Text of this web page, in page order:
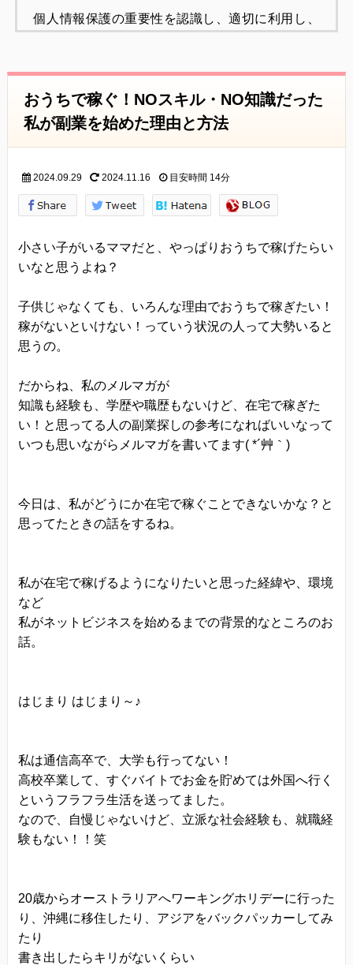
個人情報保護の重要性を認識し、適切に利用し、
個人情報の定義
電子メールアドレス、職業、勤務先等、特定の個
人を識別し得る情報をいいます。
当方は、以下の目的のため、その範囲内において
のみ、個人情報を収集・利用いたします。当方に
よる個人情報の収集・利用は、お客様の自発的な
提供によるものであり、お客様が個人情報を提供
された場合は、当方が本方針に則って個人情報を
・ご注文された当方の商品をお届けするうえで必
要な業務
・新商品の案内などお客様に有益かつ必要と思わ
せ、確認、および
サービス向上のための意見収集
個人情報の第三者提供
当方は、法令に基づく場合等正当な理由によらな
い限り、
事前に本人の同意を得ることなく、個人情報を第
個人情報の管理
十分な安全保護に努め、 また、個人情報を正確
に、また最新なものに保つよう、 お預かりした個
人情報の適切な管理を行います。
情報内容の照会、修正または削除
ご本人であることを確認させていただいたうえ
で、合理的な範囲ですみやかに 対応させていただ
きます。
おうちで稼ぐ！NOスキル・NO知識だった
私が副業を始めた理由と方法
2024.09.29 2024.11.16 目安時間 14分
小さい子がいるママだと、やっぱりおうちで稼げたらい
いなと思うよね？
子供じゃなくても、いろんな理由でおうちで稼ぎたい！
稼がないといけない！っていう状況の人って大勢いると
思うの。
だからね、私のメルマガが
知識も経験も、学歴や職歴もないけど、在宅で稼ぎた
い！と思ってる人の副業探しの参考になればいいなって
いつも思いながらメルマガを書いてます( *´艸｀)
今日は、私がどうにか在宅で稼ぐことできないかな？と
思ってたときの話をするね。
私が在宅で稼げるようになりたいと思った経緯や、環境
など
私がネットビジネスを始めるまでの背景的なところのお
話。
はじまり はじまり～♪
私は通信高卒で、大学も行ってない！
高校卒業して、すぐバイトでお金を貯めては外国へ行く
というフラフラ生活を送ってました。
なので、自慢じゃないけど、立派な社会経験も、就職経
験もない！！笑
20歳からオーストラリアへワーキングホリデーに行った
り、沖縄に移住したり、アジアをバックパッカーしてみ
たり
書き出したらキリがないくらい